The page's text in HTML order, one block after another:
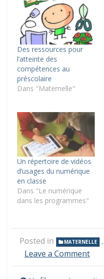
Des ressources pour
l’atteinte des
compétences au
préscolaire
Dans "Maternelle"
Un répertoire de vidéos
d’usages du numérique
en classe
Dans "Le numérique
dans les programmes"
Posted in MATERNELLE ,
Leave a Commenton